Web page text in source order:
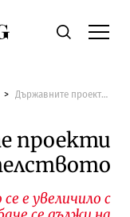
Economic.bgТърсене
Държавните проекти теглят строителството
проекти
е увеличило с